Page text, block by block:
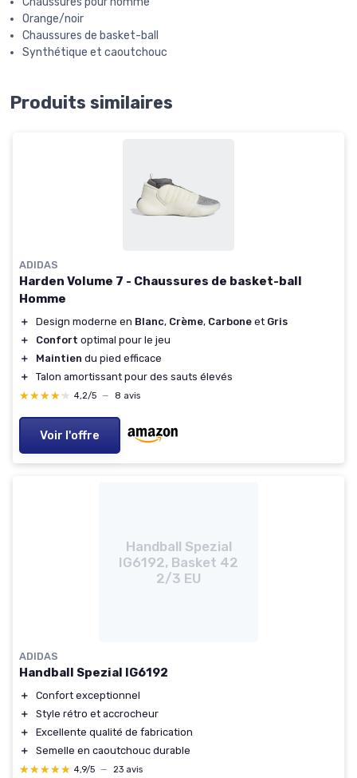
Orange/noir
Chaussures de basket-ball
Synthétique et caoutchouc
Produits similaires
ADIDAS
Harden Volume 7 - Chaussures de basket-ball
Homme
＋ Design moderne en Blanc, Crème, Carbone et Gris
＋
Confort optimal pour le jeu
＋
Maintien du pied efficace
＋
Talon amortissant pour des sauts élevés
★★★★★
★★★★★ 4,2/5 — 8 avis
Voir l'offre
Handball Spezial
IG6192, Basket 42
2/3 EU
ADIDAS
Handball Spezial IG6192
＋
Confort exceptionnel
＋
Style rétro et accrocheur
＋
Excellente qualité de fabrication
＋
Semelle en caoutchouc durable
★★★★★
★★★★★ 4,9/5 — 23 avis